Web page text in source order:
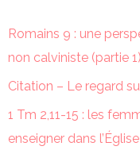
Romains 9 : une
non calviniste (partie 1)
Citation – Le regard
1 Tm 2,11-15 : les
enseigner dans